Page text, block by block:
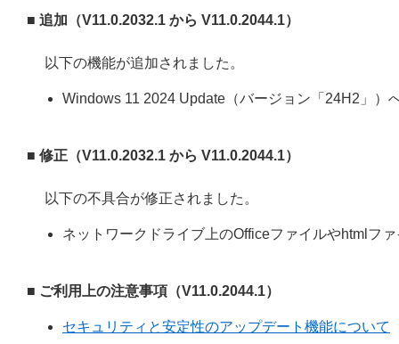
■ 追加（V11.0.2032.1 から V11.0.2044.1）
以下の機能が追加されました。
Windows 11 2024 Update（バージョン「24H2」）
■ 修正（V11.0.2032.1 から V11.0.2044.1）
以下の不具合が修正されました。
ネットワークドライブ上のOfficeファイルやhtmlフ
■ ご利用上の注意事項（V11.0.2044.1）
セキュリティと安定性のアップデート機能について